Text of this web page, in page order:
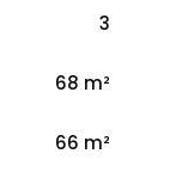
3
68 m²
66 m²